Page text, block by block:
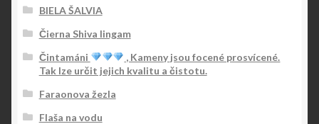
BIELA ŠALVIA
Čierna Shiva lingam
Čintamáni
, Kameny jsou focené prosvícené.
Tak lze určit jejich kvalitu a čistotu.
Faraonova žezla
Flaša na vodu